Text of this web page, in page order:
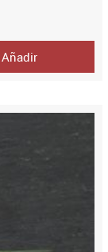
Añadir